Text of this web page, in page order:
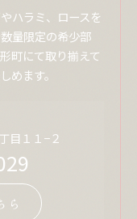
ハラミ、ロースを
量限定の希少部
町にて取り揃えて
めます。
目１１−２
ら